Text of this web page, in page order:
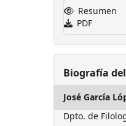
Resumen
PDF
Biografía
José García
Dpto. de